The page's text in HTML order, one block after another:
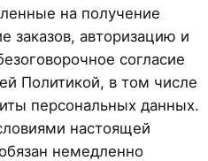
на получение
заказов, авторизацию и
согласие
Политикой, в том числе
персональных данных.
настоящей
немедленно